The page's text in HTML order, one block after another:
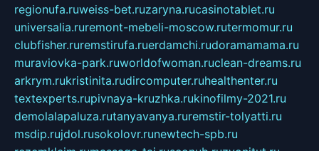
regionufa.ruweiss-bet.ruzaryna.rucasinotablet.ru
universalia.ruremont-mebeli-moscow.rutermomur.ru
clubfisher.ruremstirufa.ruerdamchi.rudoramamama.ru
muraviovka-park.ruworldofwoman.ruclean-dreams.ru
arkrym.rukristinita.rudircomputer.ruhealthenter.ru
textexperts.rupivnaya-kruzhka.rukinofilmy-2021.ru
demolalapaluza.rutanyavanya.ruremstir-tolyatti.ru
msdip.rujdol.rusokolovr.runewtech-spb.ru